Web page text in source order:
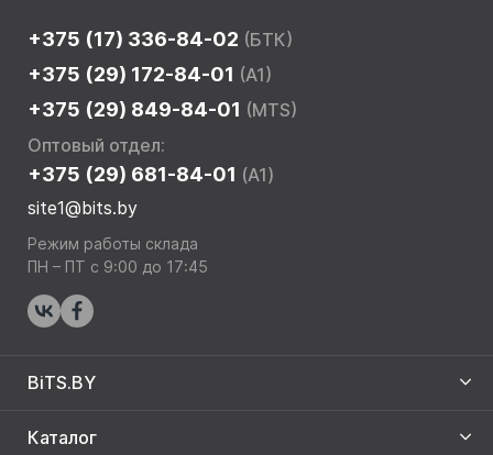
+375 (17) 336-84-02 (БТК)
+375 (29) 172-84-01 (A1)
+375 (29) 849-84-01 (MTS)
Оптовый отдел:
+375 (29) 681-84-01 (A1)
site1@bits.by
Режим работы склада
ПН – ПТ с 9:00 до 17:45
BiTS.BY
Каталог